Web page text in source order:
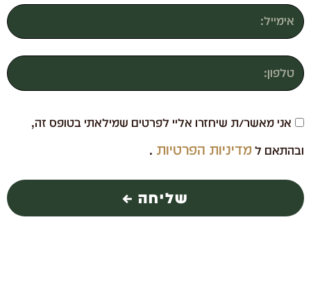
אני מאשר/ת שיחזרו אליי לפרטים שמילאתי בטופס זה,
ובהתאם ל מדיניות הפרטיות .
שליחה ←